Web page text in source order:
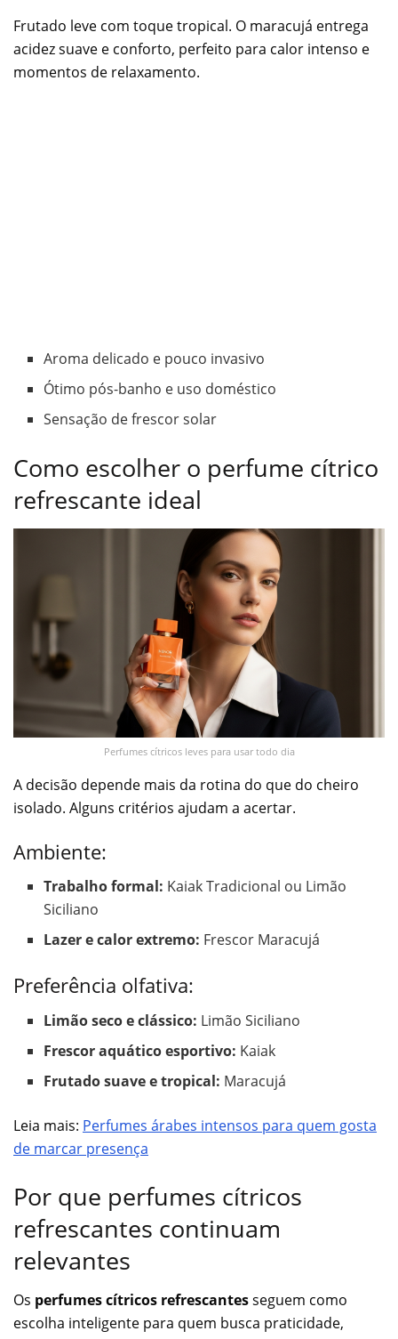
Frutado leve com toque tropical. O maracujá entrega
acidez suave e conforto, perfeito para calor intenso e
momentos de relaxamento.
Aroma delicado e pouco invasivo
Ótimo pós-banho e uso doméstico
Sensação de frescor solar
Como escolher o perfume cítrico
refrescante ideal
Perfumes cítricos leves para usar todo dia
A decisão depende mais da rotina do que do cheiro
isolado. Alguns critérios ajudam a acertar.
Ambiente:
Trabalho formal: Kaiak Tradicional ou Limão
Siciliano
Lazer e calor extremo: Frescor Maracujá
Preferência olfativa:
Limão seco e clássico: Limão Siciliano
Frescor aquático esportivo: Kaiak
Frutado suave e tropical: Maracujá
Leia mais: Perfumes árabes intensos para quem gosta
de marcar presença
Por que perfumes cítricos
refrescantes continuam
relevantes
Os perfumes cítricos refrescantesseguem como
escolha inteligente para quem busca praticidade,